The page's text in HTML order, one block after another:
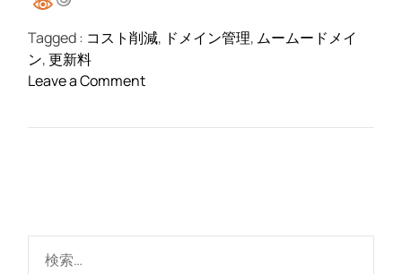
ン
ィ
Tagged : コスト削減, ドメイン管理, ムームードメイ
ン,更新料
Leave a Commento
ム